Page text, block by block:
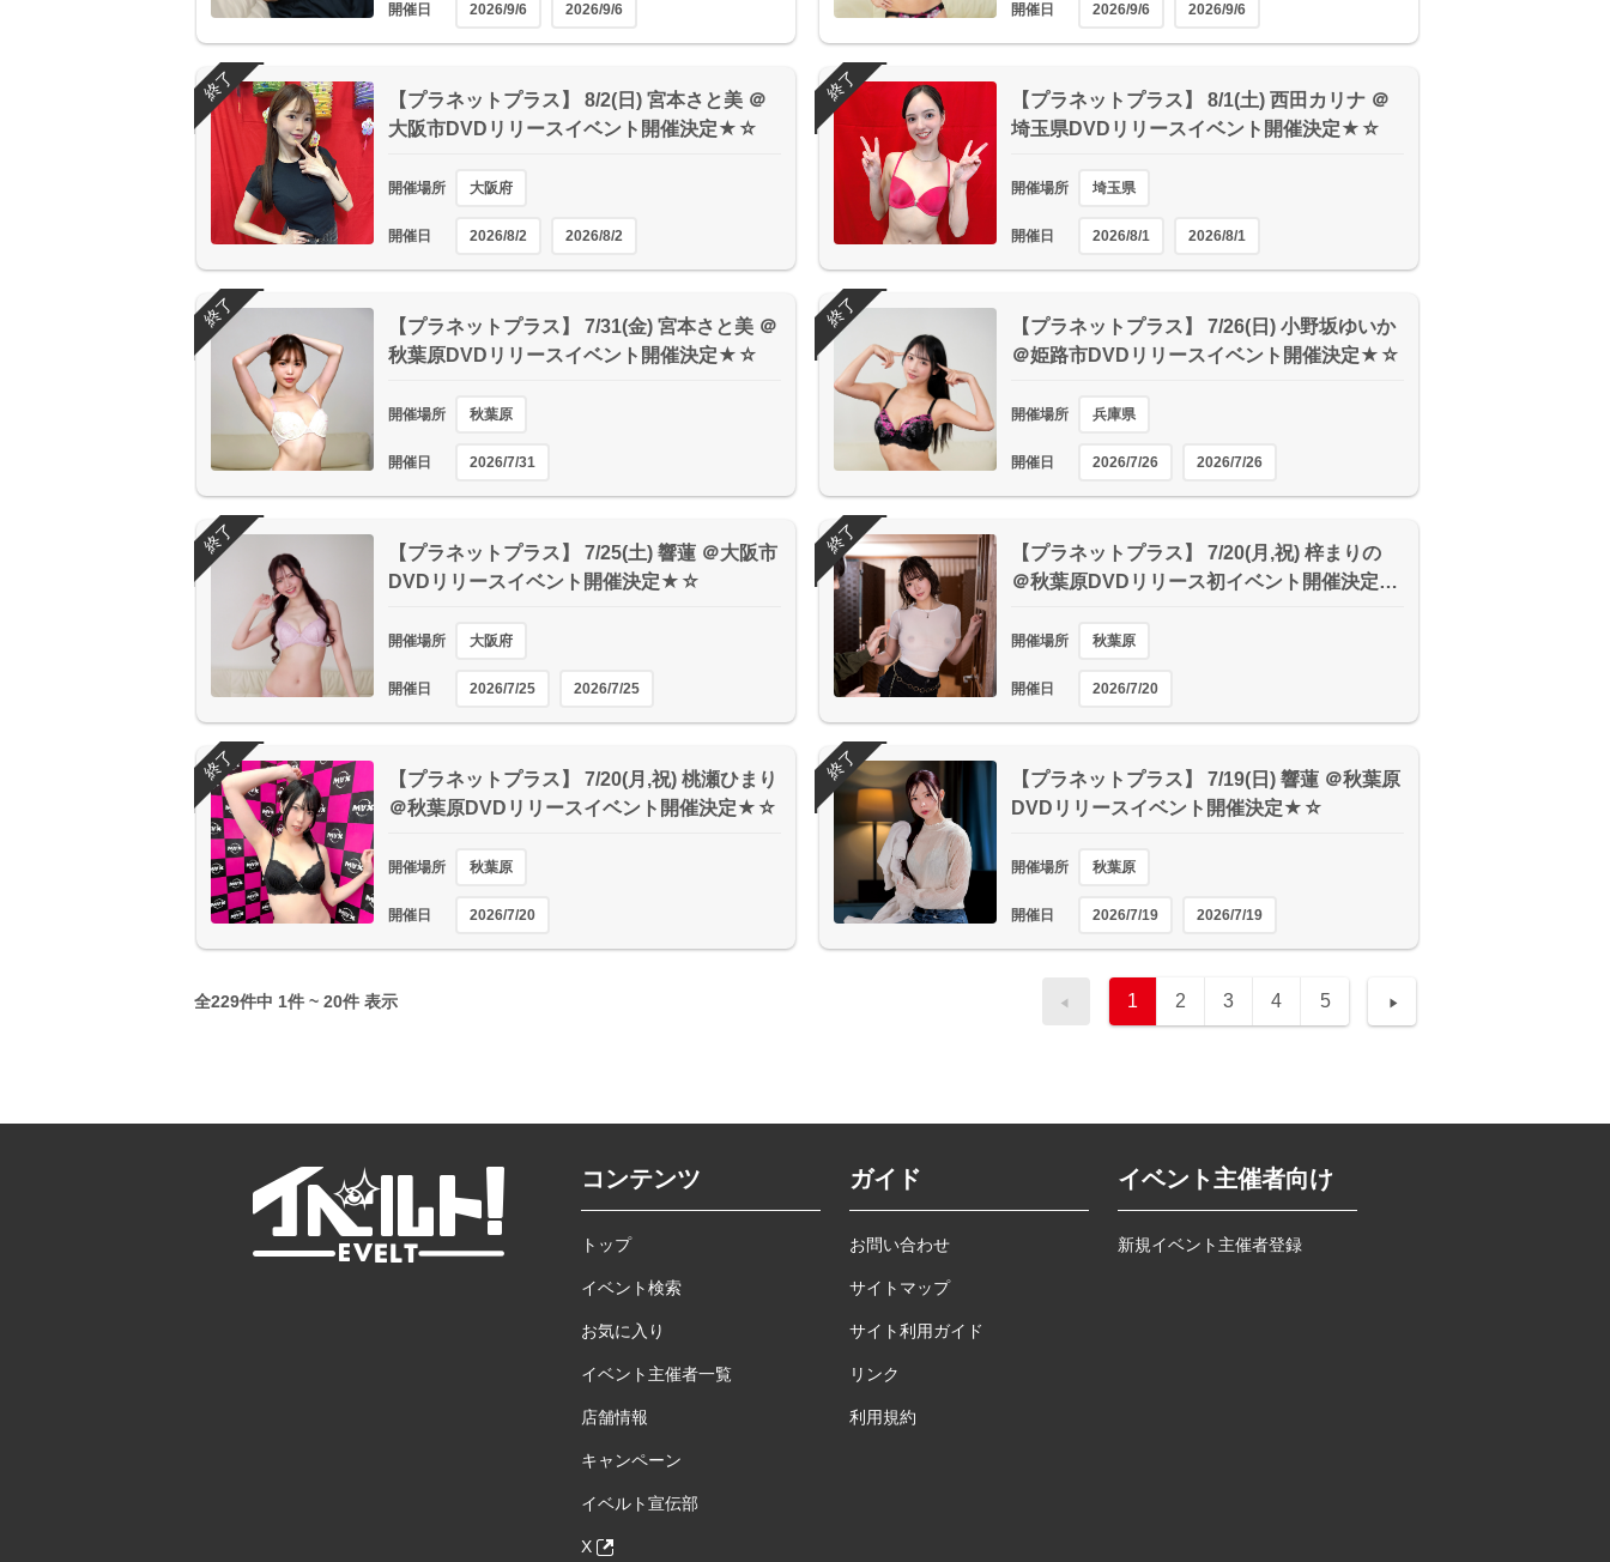
開催日 2026/9/6 2026/9/6 開催日 2026/9/6 2026/9/6
【プラネットプラス】 8/2(日) 宮本さと美 ＠
大阪市DVDリリースイベント開催決定★☆
開催場所 大阪府
開催日 2026/8/2 2026/8/2
終了
【プラネットプラス】 8/1(土) 西田カリナ ＠
埼玉県DVDリリースイベント開催決定★☆
開催場所 埼玉県
開催日 2026/8/1 2026/8/1
終了
【プラネットプラス】 7/31(金) 宮本さと美 ＠
秋葉原DVDリリースイベント開催決定★☆
開催場所 秋葉原
開催日 2026/7/31
終了
【プラネットプラス】 7/26(日) 小野坂ゆいか
＠姫路市DVDリリースイベント開催決定★☆
開催場所 兵庫県
開催日 2026/7/26 2026/7/26
終了
【プラネットプラス】 7/25(土) 響蓮 ＠大阪市
DVDリリースイベント開催決定★☆
開催場所 大阪府
開催日 2026/7/25 2026/7/25
終了
【プラネットプラス】 7/20(月,祝) 梓まりの
＠秋葉原DVDリリース初イベント開催決定…
開催場所 秋葉原
開催日 2026/7/20
終了
【プラネットプラス】 7/20(月,祝) 桃瀬ひまり
＠秋葉原DVDリリースイベント開催決定★☆
開催場所 秋葉原
開催日 2026/7/20
終了
【プラネットプラス】 7/19(日) 響蓮 ＠秋葉原
DVDリリースイベント開催決定★☆
開催場所 秋葉原
開催日 2026/7/19 2026/7/19
終了
全229件中 1件 ~ 20件 表示 1 2 3 4 5
コンテンツ
トップ
イベント検索
お気に入り
イベント主催者一覧
店舗情報
キャンペーン
イベルト宣伝部
X
ガイド
お問い合わせ
サイトマップ
サイト利用ガイド
リンク
利用規約
イベント主催者向け
新規イベント主催者登録